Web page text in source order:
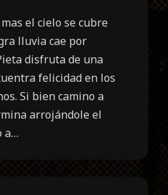
el cielo se cubre
lluvia cae por
disfruta de una
felicidad en los
Si bien camino a
arrojándole el
a…